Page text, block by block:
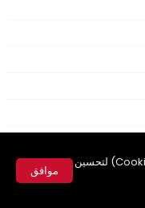
يستخدم هذا الموقع ملفات تعريف الارتباط (Cookies) لتحسين
موافق